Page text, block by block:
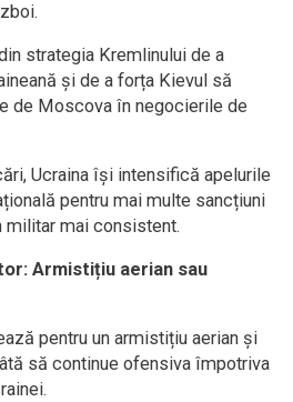
strategia Kremlinului de a
și de a forța Kievul să
de Moscova în negocierile de
Ucraina își intensifică apelurile
pentru mai multe sancțiuni
militar mai consistent.
Armistițiu aerian sau
pentru un armistițiu aerian și
să continue ofensiva împotriva